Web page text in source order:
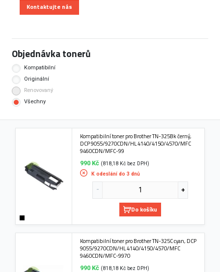
Kontaktujte nás
Objednávka tonerů
Kompatibilní
Originální
Renovovaný
Všechny
Kompatibilní toner pro Brother TN-325Bk černý,
DCP 9055/9270CDN/HL 4140/4150/4570/MFC
9460CDN/MFC-99
990 Kč (818,18 Kč bez DPH)
K odeslání do 3 dnů
Do košíku
Kompatibilní toner pro Brother TN-325C cyan, DCP
9055/9270CDN/HL 4140/4150/4570/MFC
9460CDN/MFC-9970
990 Kč (818,18 Kč bez DPH)